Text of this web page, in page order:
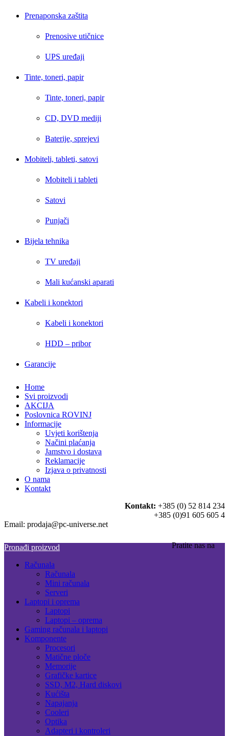
Prenaponska zaštita
Prenosive utičnice
UPS uređaji
Tinte, toneri, papir
Tinte, toneri, papir
CD, DVD mediji
Baterije, sprejevi
Mobiteli, tableti, satovi
Mobiteli i tableti
Satovi
Punjači
Bijela tehnika
TV uređaji
Mali kućanski aparati
Kabeli i konektori
Kabeli i konektori
HDD – pribor
Garancije
Home
Svi proizvodi
AKCIJA
Poslovnica ROVINJ
Informacije
Uvjeti korištenja
Načini plaćanja
Jamstvo i dostava
Reklamacije
Izjava o privatnosti
O nama
Kontakt
Kontakt: +385 (0) 52 814 234
+385 (0)91 605 605 4
Email: prodaja@pc-universe.net
Pratite nas na
Pronađi proizvod
Računala
Računala
Mini računala
Serveri
Laptopi i oprema
Laptopi
Laptopi – oprema
Gaming računala i laptopi
Komponente
Procesori
Matične ploče
Memorije
Grafičke kartice
SSD, M2, Hard diskovi
Kućišta
Napajanja
Cooleri
Optika
Adapteri i kontroleri